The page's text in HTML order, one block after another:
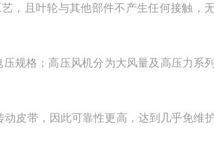
，且叶轮与其他部件不产生任何接触，
规格；高压风机分为大风量及高压力系
皮带，因此可靠性更高，达到几乎免维